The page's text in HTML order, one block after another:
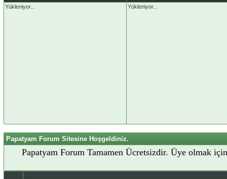
Yükleniyor...
Yükleniyor...
Papatyam Forum Sitesine Hoşgeldiniz.
Papatyam Forum Tamamen Ücretsizdir. Üye olmak